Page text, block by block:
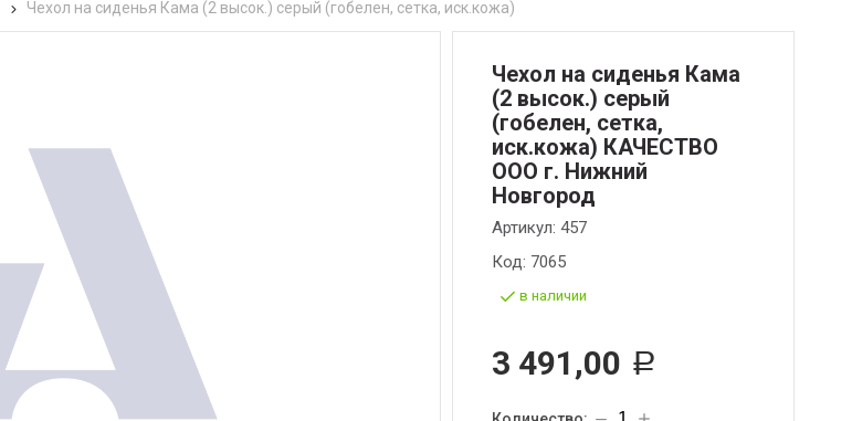
Чехол на сиденья Кама (2 высок.) серый (гобелен, сетка, иск.кожа)
Чехол на сиденья Кама
(2 высок.) серый
(гобелен, сетка,
иск.кожа) КАЧЕСТВО
ООО г. Нижний
Новгород
Артикул: 457
Код: 7065
в наличии
3 491,00 Р